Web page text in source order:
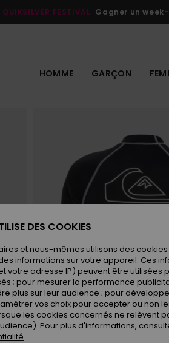
QUIKSILVER FESTIVAL Gagner un
HOMME GARÇON
DES COOKIES
et nous-mêmes utilisons des
informations sur votre appareil. Ces
votre adresse IP) peuvent être
; pour mesurer la performance
plus sur leur audience ; pour
vos choix pour accepter ou non
les cookies concernés ne relèvent
Pour plus d'informations,